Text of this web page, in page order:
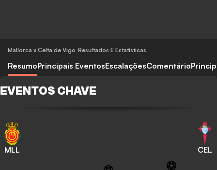
Mallorca x Celta de Vigo Resultados E Estatísticas,
ResumoPrincipais EventosEscalaçõesComentário
EVENTOS CHAVE
MLL CEL